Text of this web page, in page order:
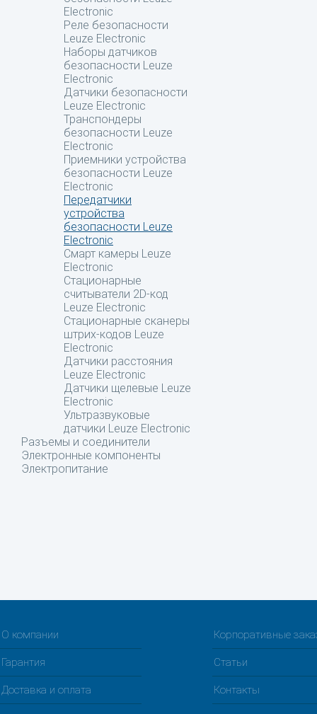
Electronic
Реле безопасности
Leuze Electronic
Наборы датчиков
безопасности Leuze
Electronic
Датчики безопасности
Leuze Electronic
Транспондеры
безопасности Leuze
Electronic
Приемники устройства
безопасности Leuze
Electronic
Передатчики
устройства
безопасности Leuze
Electronic
Смарт камеры Leuze
Electronic
Стационарные
считыватели 2D-код
Leuze Electronic
Стационарные сканеры
штрих-кодов Leuze
Electronic
Датчики расстояния
Leuze Electronic
Датчики щелевые Leuze
Electronic
Ультразвуковые
датчики Leuze Electronic
Разъемы и соединители
Электронные компоненты
Электропитание
О компании Корпоративные
Гарантия Статьи
Доставка и оплата Контакты